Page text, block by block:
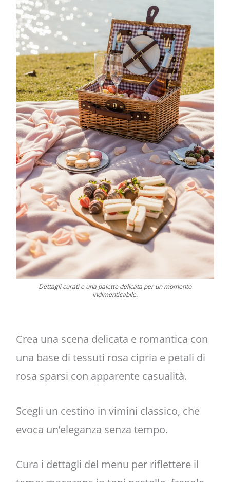
Dettagli curati e una palette delicata per un momento
indimenticabile.
Crea una scena delicata e romantica con
una base di tessuti rosa cipria e petali di
rosa sparsi con apparente casualità.
Scegli un cestino in vimini classico, che
evoca un’eleganza senza tempo.
Cura i dettagli del menu per riflettere il